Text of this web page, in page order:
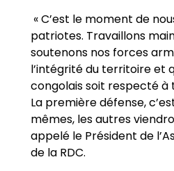
« C’est le moment de
patriotes. Travaillons
soutenons nos forces
l’intégrité du territoire et
congolais soit respecté à
La première défense,
mêmes, les autres
appelé le Président de
de la RDC.